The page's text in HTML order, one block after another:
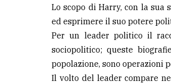
Lo scopo di Harry, con la
ed esprimere il suo potere
Per un leader politico il
sociopolitico; queste
popolazione, sono operazioni
Il volto del leader compare